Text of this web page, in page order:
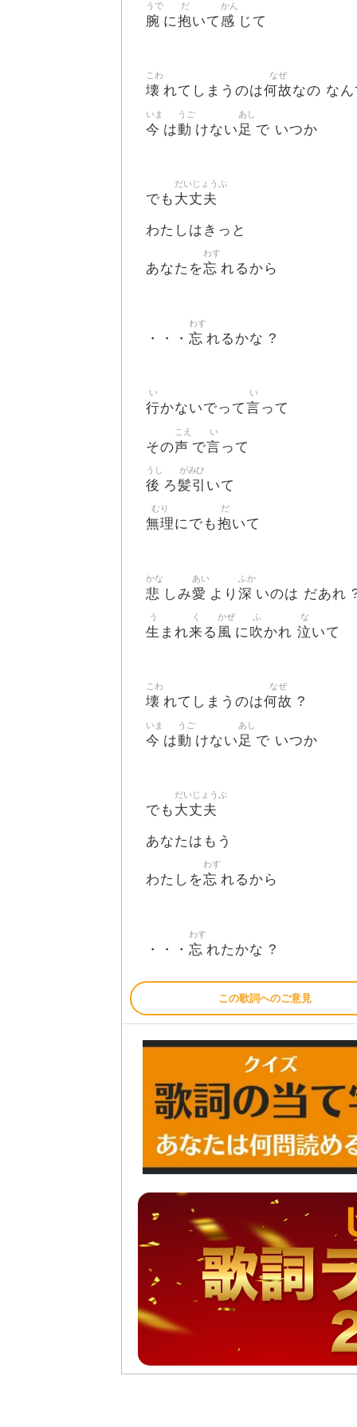
腕
うで
に抱
だ
いて 感
かん
じて
壊
こわ
れてしまうのは何故
なぜ
なの な
今
いま
は動
うご
けない 足
あし
で いつか
でも 大丈夫
だいじょうぶ
わたしはきっと
あなたを忘
わす
れるから
・・・ 忘
わす
れるかな ?
行
い
かないでって言
い
って
その声
こえ
で言
い
って
後
うし
ろ髪引
がみひ
いて
無理
むり
にでも抱
だ
いて
悲
かな
しみ愛
あい
より 深
ふか
いのは だあれ
生
う
まれ来
く
る 風
かぜ
に吹
ふ
かれ 泣
な
いて
壊
こわ
れてしまうのは何故
なぜ
?
今
いま
は動
うご
けない 足
あし
で いつか
でも 大丈夫
だいじょうぶ
あなたはもう
わたしを忘
わす
れるから
・・・ 忘
わす
れたかな ?
この歌詞へのご意見